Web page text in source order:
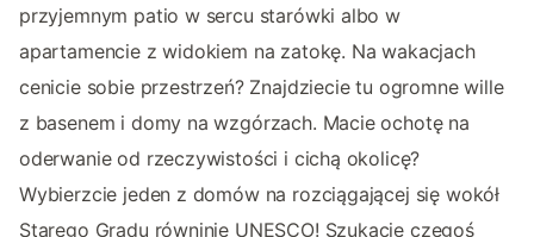
przyjemnym patio w sercu starówki albo w
apartamencie z widokiem na zatokę. Na wakacjach
cenicie sobie przestrzeń? Znajdziecie tu ogromne wille
z basenem i domy na wzgórzach. Macie ochotę na
oderwanie od rzeczywistości i cichą okolicę?
Wybierzcie jeden z domów na rozciągającej się wokół
Starego Gradu równinie UNESCO! Szukacie czegoś